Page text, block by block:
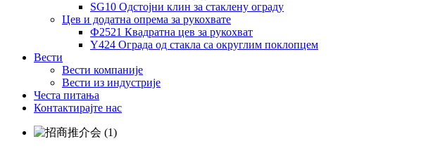
SG10 Одстојни клин за стаклену ограду
Цев и додатна опрема за рукохвате
Ф2521 Квадратна цев за рукохват
Y424 Ограда од стакла са округлим поклопцем
Вести
Вести компаније
Вести из индустрије
Честа питања
Контактирајте нас